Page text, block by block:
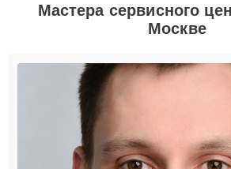
Мастера сервисного
Москве